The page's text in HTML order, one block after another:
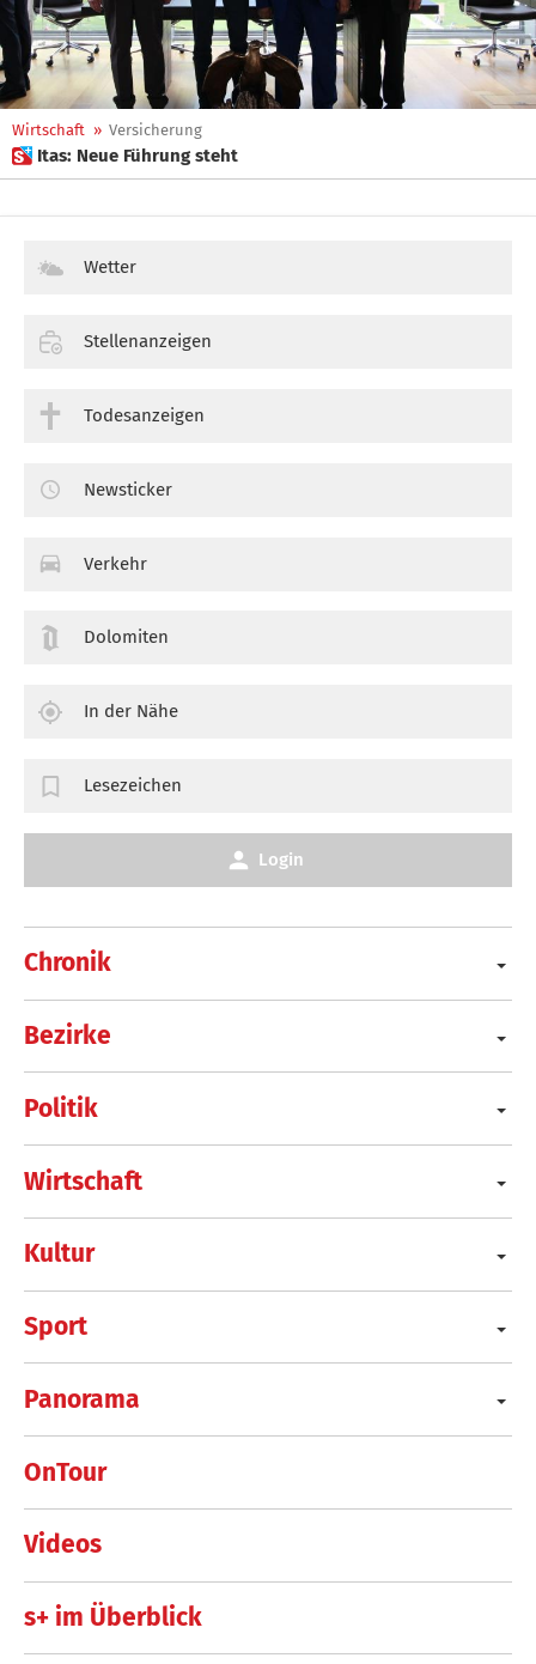
Wirtschaft » Versicherung
 Itas: Neue Führung steht
Chronik
Bezirke
Politik
Wirtschaft
Kultur
Sport
Panorama
OnTour
Videos
s+ im Überblick
Wetter
Stellenanzeigen
Todesanzeigen
Newsticker
Verkehr
Dolomiten
In der Nähe
Lesezeichen
Login